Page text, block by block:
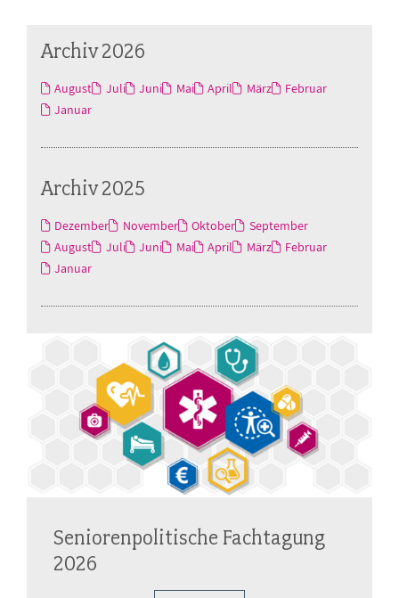
Archiv 2026
August Juli Juni Mai April März
Februar
Januar
Archiv 2025
Dezember November Oktober
September
August
Juli Juni Mai April März
Februar
Januar
Seniorenpolitische Fachtagung
2026